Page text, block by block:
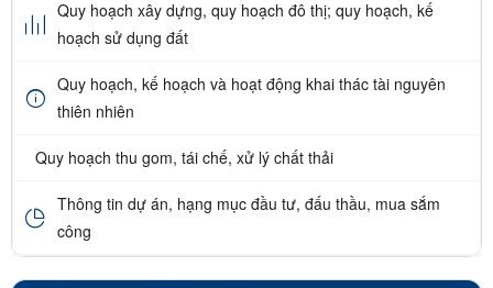
Quy hoạch xây dựng, quy hoạch đô thị; quy hoạch, kế
hoạch sử dụng đất
Quy hoạch, kế hoạch và hoạt động khai thác tài nguyên
thiên nhiên
Quy hoạch thu gom, tái chế, xử lý chất thải
Thông tin dự án, hạng mục đầu tư, đấu thầu, mua sắm
công